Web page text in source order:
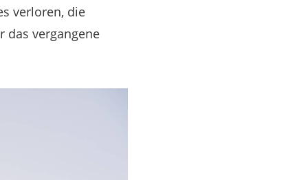
verloren, die
das vergangene